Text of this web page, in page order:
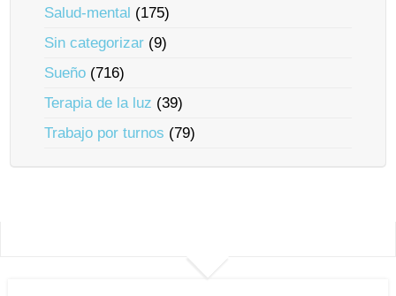
Salud-mental (175)
Sin categorizar (9)
Sueño (716)
Terapia de la luz (39)
Trabajo por turnos (79)